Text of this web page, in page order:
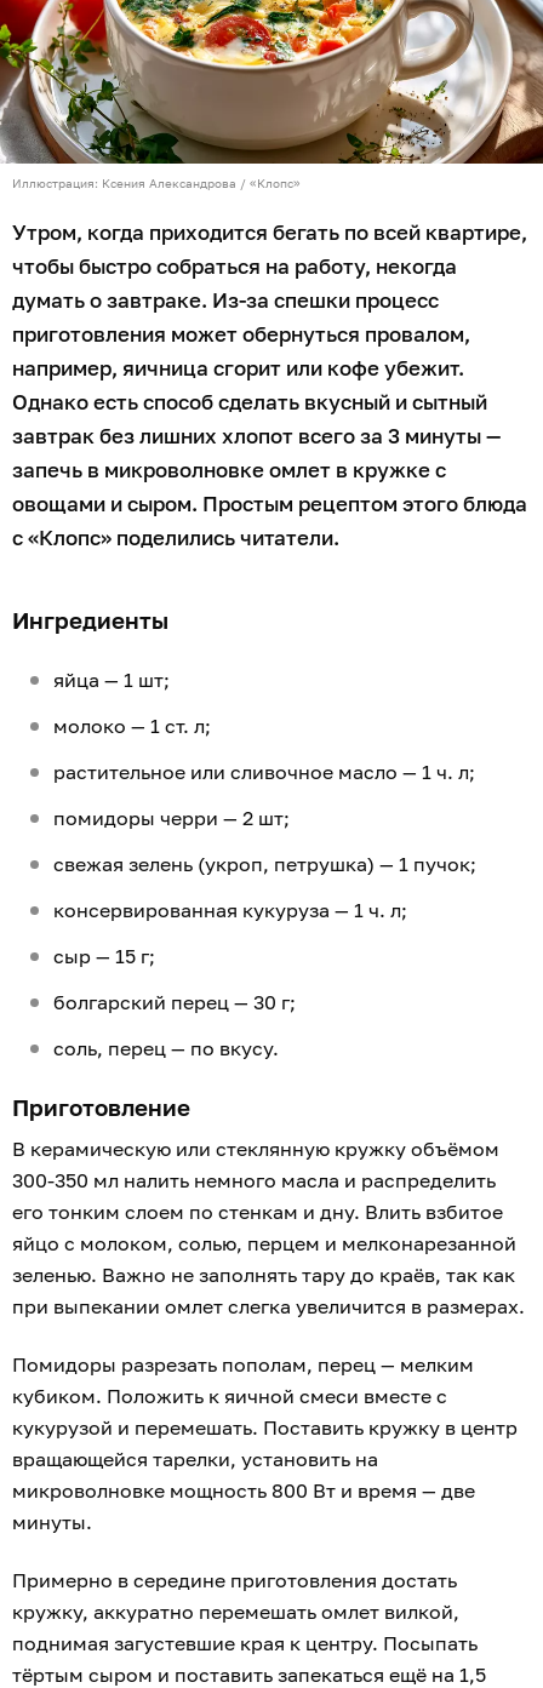
Иллюстрация: Ксения Александрова / «Клопс»
Утром, когда приходится бегать по всей квартире,
чтобы быстро собраться на работу, некогда
думать о завтраке. Из-за спешки процесс
приготовления может обернуться провалом,
например, яичница сгорит или кофе убежит.
Однако есть способ сделать вкусный и сытный
завтрак без лишних хлопот всего за 3 минуты —
запечь в микроволновке омлет в кружке с
овощами и сыром. Простым рецептом этого блюда
с «Клопс» поделились читатели.
Ингредиенты
яйца — 1 шт;
молоко — 1 ст. л;
растительное или сливочное масло — 1 ч. л;
помидоры черри — 2 шт;
свежая зелень (укроп, петрушка) — 1 пучок;
консервированная кукуруза — 1 ч. л;
сыр — 15 г;
болгарский перец — 30 г;
соль, перец — по вкусу.
Приготовление
В керамическую или стеклянную кружку объёмом
300-350 мл налить немного масла и распределить
его тонким слоем по стенкам и дну. Влить взбитое
яйцо с молоком, солью, перцем и мелконарезанной
зеленью. Важно не заполнять тару до краёв, так как
при выпекании омлет слегка увеличится в размерах.
Помидоры разрезать пополам, перец — мелким
кубиком. Положить к яичной смеси вместе с
кукурузой и перемешать. Поставить кружку в центр
вращающейся тарелки, установить на
микроволновке мощность 800 Вт и время — две
минуты.
Примерно в середине приготовления достать
кружку, аккуратно перемешать омлет вилкой,
поднимая загустевшие края к центру. Посыпать
тёртым сыром и поставить запекаться ещё на 1,5